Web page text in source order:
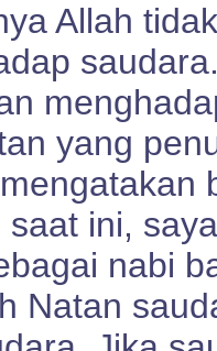
Allah
yang
saat ini,
nabi
Natan